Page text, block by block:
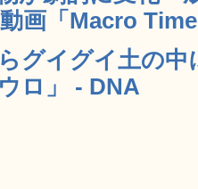
画「Macro
グイグイ土の
ロ」 - DNA